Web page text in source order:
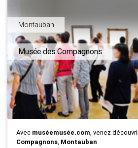
Montauban
Musée des Compagnons
Avec muséemusée.com, venez
Compagnons, Montauban